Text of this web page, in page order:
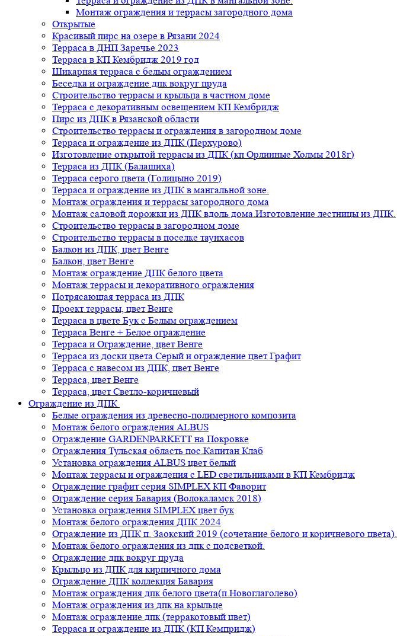
Монтаж ограждения и террасы загородного дома
Открытые
Красивый пирс на озере в Рязани 2024
Терраса в ДНП Заречье 2023
Терраса в КП Кембридж 2019 год
Шикарная терраса с белым ограждением
Беседка и ограждение дпк вокруг пруда
Строительство террасы и крыльца в частном доме
Терраса с декоративным освещением КП Кембридж
Пирс из ДПК в Рязанской области
Строительство террасы и ограждения в загородном доме
Терраса и ограждение из ДПК (Перхурово)
Изготовление открытой террасы из ДПК (кп Орлинные Холмы 2018г)
Терраса из ДПК (Балашиха)
Терраса серого цвета (Голицыно 2019)
Терраса и ограждение из ДПК в мангальной зоне.
Монтаж ограждения и террасы загородного дома
Монтаж садовой дорожки из ДПК вдоль дома.Изготовление лестницы из ДПК.
Строительство террасы в загородном доме
Строительство террасы в поселке таунхасов
Балкон из ДПК, цвет Венге
Балкон, цвет Венге
Монтаж ограждение ДПК белого цвета
Монтаж террасы и декоративного ограждения
Потрясающая терраса из ДПК
Проект террасы, цвет Венге
Терраса в цвете Бук с Белым ограждением
Терраса Венге + Белое ограждение
Терраса и Ограждение, цвет Венге
Терраса из доски цвета Серый и ограждение цвет Графит
Терраса с навесом из ДПК, цвет Венге
Терраса, цвет Венге
Терраса, цвет Светло-коричневый
Ограждение из ДПК
Белые ограждения из древесно-полимерного композита
Монтаж белого ограждения ALBUS
Ограждение GARDENPARKETT на Покровке
Ограждения Тульская область пос.Капитан Клаб
Установка ограждения ALBUS цвет белый
Монтаж террасы и ограждения с LED светильниками в КП Кембридж
Ограждение графит серия SIMPLEX КП Фаворит
Ограждение серия Бавария (Волокаламск 2018)
Установка ограждения SIMPLEX цвет бук
Монтаж белого ограждения ДПК 2024
Ограждение из ДПК п. Заокский 2019 (сочетание белого и коричневого цвета).
Монтаж белого ограждения из дпк с подсветкой.
Ограждение дпк вокруг пруда
Крыльцо из ДПК для кирпичного дома
Ограждение ДПК коллекция Бавария
Монтаж ограждения дпк белого цвета(п.Новоглаголево)
Монтаж ограждения из дпк на крыльце
Монтаж ограждение дпк (терракотовый цвет)
Терраса и ограждение из ДПК (КП Кемпридж)